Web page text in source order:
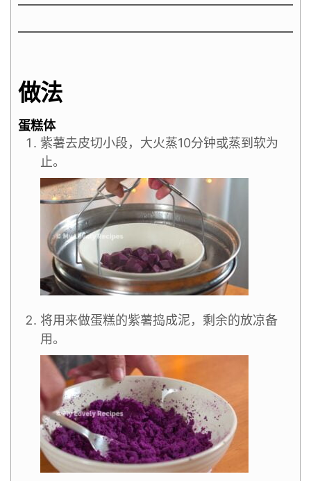
做法
蛋糕体
紫薯去皮切小段，大火蒸10分钟或蒸到软为
止。
将用来做蛋糕的紫薯捣成泥，剩余的放凉备
用。